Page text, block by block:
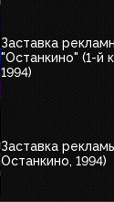
Заставка
"Останкино" (1-й
1994)
Заставка
Останкино, 1994)